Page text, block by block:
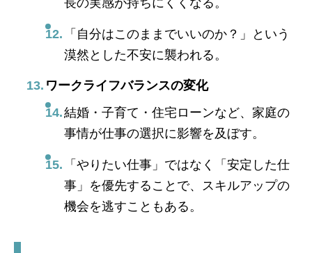
長の実感が持ちにくくなる。
「自分はこのままでいいのか？」という
漠然とした不安に襲われる。
ワークライフバランスの変化
結婚・子育て・住宅ローンなど、家庭の
事情が仕事の選択に影響を及ぼす。
「やりたい仕事」ではなく「安定した仕
事」を優先することで、スキルアップの
機会を逃すこともある。